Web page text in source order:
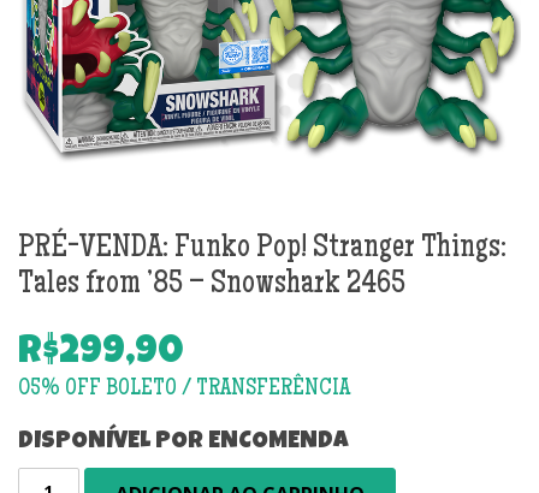
PRÉ-VENDA: Funko Pop! Stranger Things:
Tales from ’85 – Snowshark 2465
R$299,90
DISPONÍVEL POR ENCOMENDA
PRÉ-